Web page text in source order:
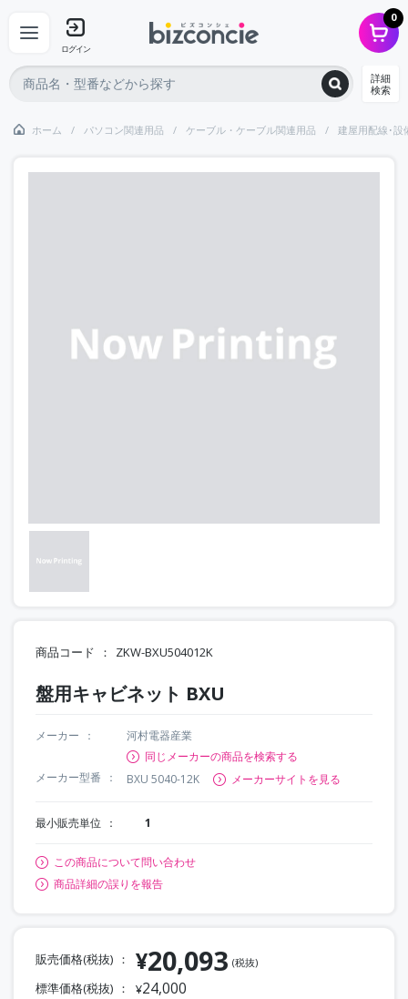
ログイン
0
詳細
検索
ホーム パソコン関連用品 ケーブル・ケーブル関連用品 建屋用配線･設
商品コード ZKW-BXU504012K
盤用キャビネット BXU
メーカー
河村電器産業
同じメーカーの商品を検索する
メーカー型番
BXU 5040-12K メーカーサイトを見る
最小販売単位 1
この商品について問い合わせ
商品詳細の誤りを報告
販売価格(税抜) ¥20,093 (税抜)
標準価格(税抜) ¥24,000